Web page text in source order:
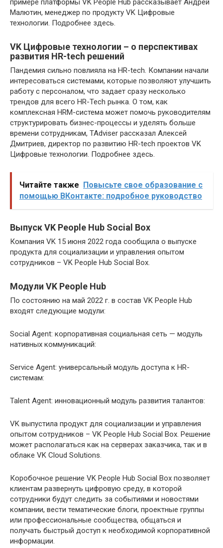
примере платформы VK People Hub рассказывает Андрей
Малютин, менеджер по продукту VK Цифровые
технологии. Подробнее здесь.
VK Цифровые технологии – о перспективах
развития HR-tech решений
Пандемия сильно повлияла на HR-tech. Компании начали
интересоваться системами, которые позволяют улучшить
работу с персоналом, что задает сразу несколько
трендов для всего HR-Tech рынка. О том, как
комплексная HRM-система может помочь руководителям
структурировать бизнес-процессы и уделять больше
времени сотрудникам, TAdviser рассказал Алексей
Дмитриев, директор по развитию HR-tech проектов VK
Цифровые технологии. Подробнее здесь.
Читайте также Повысьте свое образование с
помощью ВКонтакте: подробное руководство
Выпуск VK People Hub Social Box
Компания VK 15 июня 2022 года сообщила о выпуске
продукта для социализации и управления опытом
сотрудников – VK People Hub Social Box.
Модули VK People Hub
По состоянию на май 2022 г. в состав VK People Hub
входят следующие модули:
Social Agent: корпоративная социальная сеть — модуль
нативных коммуникаций:
Service Agent: универсальный модуль доступа к HR-
системам:
Talent Agent: инновационный модуль развития талантов:
VK выпустила продукт для социализации и управления
опытом сотрудников – VK People Hub Social Box. Решение
может располагаться как на серверах заказчика, так и в
облаке VK Cloud Solutions.
Коробочное решение VK People Hub Social Box позволяет
клиентам развернуть цифровую среду, в которой
сотрудники будут следить за событиями и новостями
компании, вести тематические блоги, проектные группы
или профессиональные сообщества, общаться и
получать быстрый доступ к необходимой корпоративной
информации.